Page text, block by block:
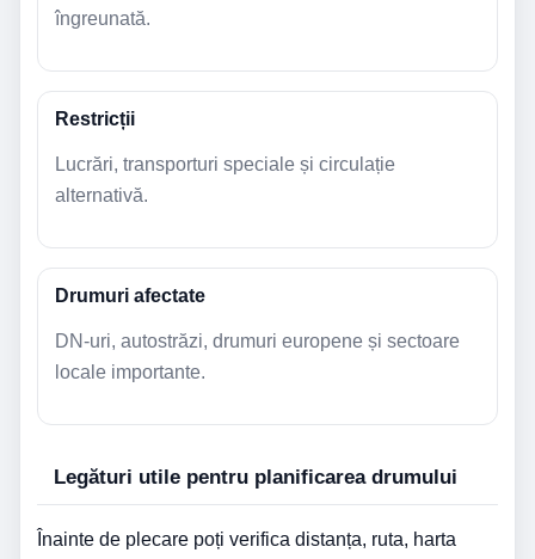
îngreunată.
Restricții
Lucrări, transporturi speciale și circulație
alternativă.
Drumuri afectate
DN-uri, autostrăzi, drumuri europene și sectoare
locale importante.
Legături utile pentru planificarea drumului
Înainte de plecare poți verifica distanța, ruta, harta